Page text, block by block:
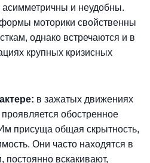
и неудобны.
моторики свойственны
однако встречаются и в
крупных кризисных
в зажатых движениях
обостренное
присуща общая скрытность,
Они часто находятся в
вскакивают,